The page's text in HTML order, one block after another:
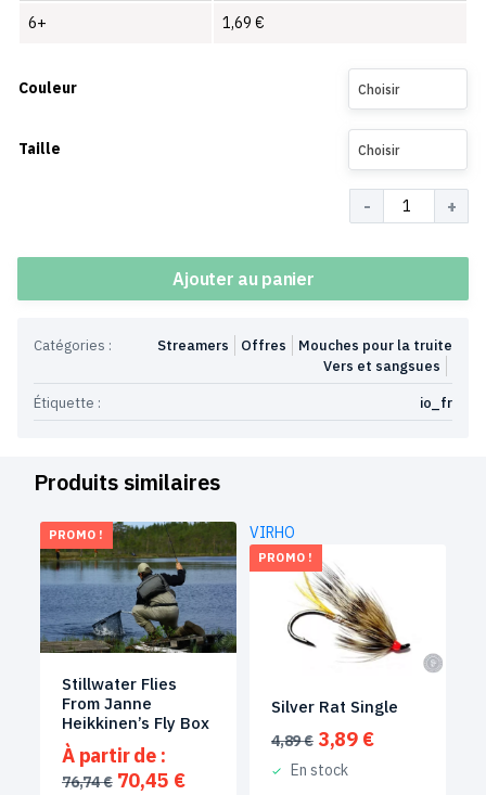
6+ 1,69 €
Couleur Choisir
Taille Choisir
Ajouter au panier
Catégories : Mouches pour la truite
Offres
Streamers
Vers et sangsues
Étiquette :
io_fr
Produits similaires
PROMO !
Stillwater Flies
From Janne
Heikkinen’s Fly Box
À partir de :
76,74€ Le
70,45 €Le
VIRHO
PROMO !
Silver Rat Single
4,89€ Le
prix
initial
3,89 €Le
En stock